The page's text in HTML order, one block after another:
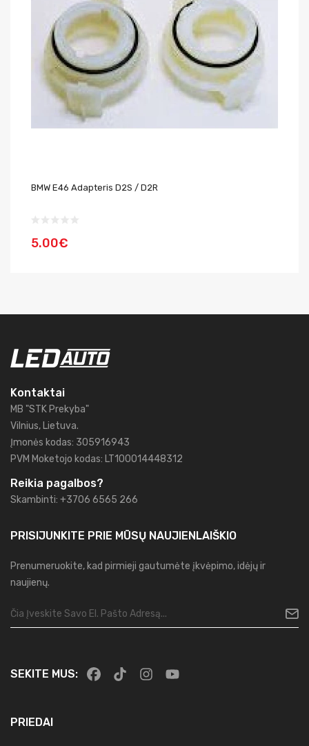
BMW E46 Adapteris D2S / D2R
5.00€
Kontaktai
MB "STK Prekyba"
Vilnius, Lietuva.
Įmonės kodas: 305916943
PVM Moketojo kodas: LT100014448312
Reikia pagalbos?
Skambinti: +3706 6565 266
PRISIJUNKITE PRIE MŪSŲ NAUJIENLAIŠKIO
Prenumeruokite, kad pirmieji gautumėte įkvėpimo, idėjų ir
naujienų.
SEKITE MUS:
PRIEDAI